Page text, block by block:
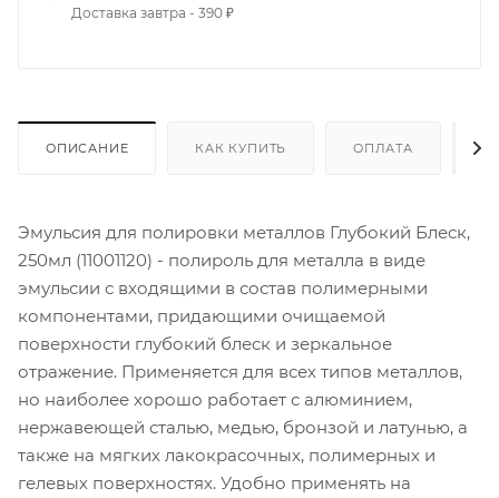
Доставка завтра - 390 ₽
ОПИСАНИЕ КАК КУПИТЬ ОПЛАТА
Эмульсия для полировки металлов Глубокий Блеск,
250мл (11001120) - полироль для металла в виде
эмульсии с входящими в состав полимерными
компонентами, придающими очищаемой
поверхности глубокий блеск и зеркальное
отражение. Применяется для всех типов металлов,
но наиболее хорошо работает с алюминием,
нержавеющей сталью, медью, бронзой и латунью, а
также на мягких лакокрасочных, полимерных и
гелевых поверхностях. Удобно применять на